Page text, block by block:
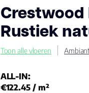
Rustiek
Toon alle vloeren
ALL-IN:
€122.45 / m²